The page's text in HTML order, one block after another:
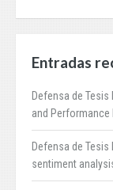
Entradas
Defensa de
and Performance
Defensa de
sentiment